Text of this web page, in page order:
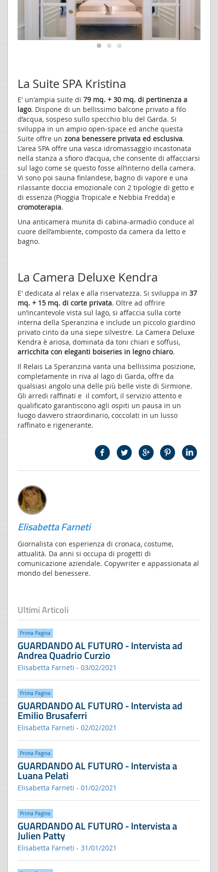
La Suite SPA Kristina
E' un'ampia suite di 79 mq. + 30 mq. di pertinenza a
lago. Dispone di un bellissimo balcone privato a filo
d’acqua, sospeso sullo specchio blu del Garda. Si
sviluppa in un ampio open-space ed anche questa
Suite offre un zona benessere privata ed esclusiva.
L'area SPA offre una vasca idromassaggio incastonata
nella stanza a sfioro d’acqua, che consente di affacciarsi
sul lago come se questo fosse all’interno della camera.
Vi sono poi sauna finlandese, bagno di vapore e una
rilassante doccia emozionale con 2 tipologie di getto e
di essenza (Pioggia Tropicale e Nebbia Fredda) e
cromoterapia.
Una anticamera munita di cabina-armadio conduce al
cuore dell’ambiente, composto da camera da letto e
bagno.
La Camera Deluxe Kendra
E' dedicata al relax e alla riservatezza. Si sviluppa in 37
mq. + 15 mq. di corte privata. Oltre ad offrire
un’incantevole vista sul lago, si affaccia sulla corte
interna della Speranzina e include un piccolo giardino
privato cinto da una siepe silvestre. La Camera Deluxe
Kendra è ariosa, dominata da toni chiari e soffusi,
arricchita con eleganti boiseries in legno chiaro.
Il Relais La Speranzina vanta una bellissima posizione,
completamente in riva al lago di Garda, offre da
qualsiasi angolo una delle più belle viste di Sirmione.
Gli arredi raffinati e il comfort, il servizio attento e
qualificato garantiscono agli ospiti un pausa in un
luogo davvero straordinario, coccolati in un lusso
raffinato e rigenerante.
Elisabetta Farneti
Giornalista con esperienza di cronaca, costume,
attualità. Da anni si occupa di progetti di
comunicazione aziendale. Copywriter e appassionata al
mondo del benessere.
Ultimi Articoli
Prima Pagina
GUARDANDO AL FUTURO - Intervista ad
Andrea Quadrio Curzio
Elisabetta Farneti - 03/02/2021
Prima Pagina
GUARDANDO AL FUTURO - Intervista ad
Emilio Brusaferri
Elisabetta Farneti - 02/02/2021
Prima Pagina
GUARDANDO AL FUTURO - Intervista a
Luana Pelati
Elisabetta Farneti - 01/02/2021
Prima Pagina
GUARDANDO AL FUTURO - Intervista a
Julien Patty
Elisabetta Farneti - 31/01/2021